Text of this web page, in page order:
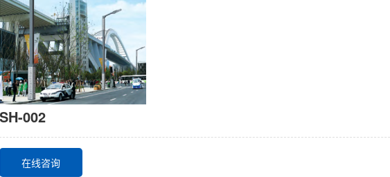
SH-002
在线咨询